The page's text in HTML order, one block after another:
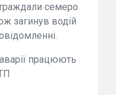
семеро
загинув водій
працюють